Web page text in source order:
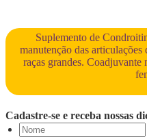
Suplemento de
manutenção das
raças grandes.
Cadastre-se e receba nossas